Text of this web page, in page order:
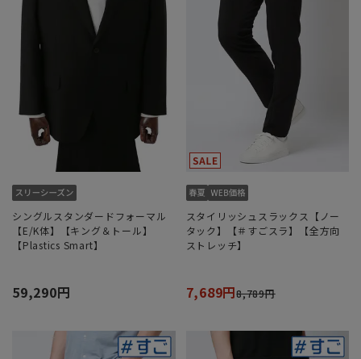
シングルスタンダードフォーマル
【E/K体】【キング＆トール】
【Plastics Smart】
59,290円
スタイリッシュスラックス【ノー
タック】【＃すごスラ】【全方向
ストレッチ】
7,689円8,789円